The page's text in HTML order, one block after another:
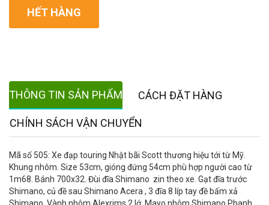
HẾT HÀNG
THÔNG TIN SẢN PHẨM CÁCH ĐẶT HÀNG
CHÍNH SÁCH VẬN CHUYỂN
Mã số 505: Xe đạp touring Nhật bãi Scott thương hiệu tới từ Mỹ.
Khung nhôm. Size 53cm, gióng đứng 54cm phù hợp người cao từ
1m68. Bánh 700x32. Đùi đĩa Shimano zin theo xe. Gạt đĩa trước
Shimano, củ đề sau Shimano Acera , 3 đĩa 8 líp tay đề bấm xả